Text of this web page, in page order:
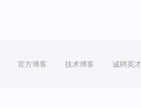
官方博客 技术博客 诚聘英才